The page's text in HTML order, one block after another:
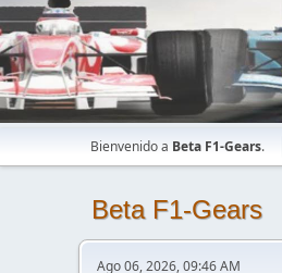
Bienvenido a Beta F1-Gears.
Beta F1-Gears
Ago 06, 2026, 09:46 AM